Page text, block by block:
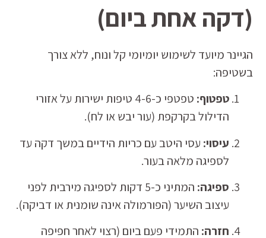
(דקה אחת ביום)
הגיינר מיועד לשימוש יומיומי קל ונוח, ללא צורך
בשטיפה:
טפטוף:
טפטפי כ-4-6 טיפות ישירות על אזורי
הדילול בקרקפת (עור יבש או לח).
עיסוי: עסי היטב עם כריות הידיים במשך דקה עד
לספיגה מלאה בעור.
ספיגה:
המתיני כ-5 דקות לספיגה מירבית לפני
עיצוב השיער (הפורמולה אינה שומנית או דביקה).
חזרה: התמידי פעם ביום (רצוי לאחר חפיפה